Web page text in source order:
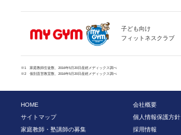
子ども向け
フィットネスクラブ
※1 家庭教師生徒数、2016年5月20日産經メディックス調べ
※2 個別直営教室数、2016年5月20日産經メディックス調べ
HOME
会社概要
サイトマップ
個人情報保護方針
家庭教師・塾講師の募集
採用情報